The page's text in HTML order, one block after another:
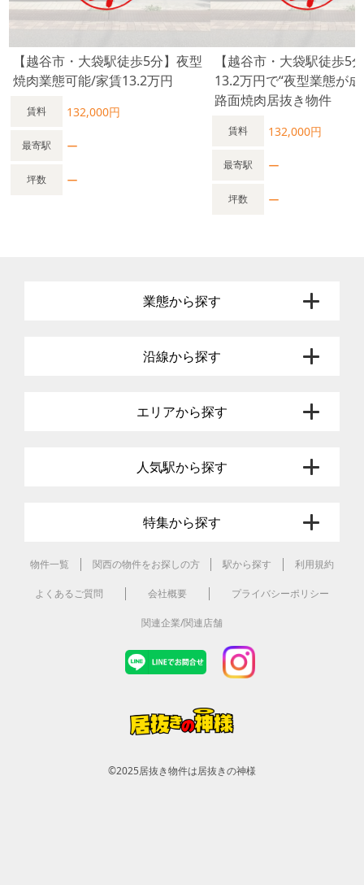
【越谷市・大袋駅徒歩5分】夜型
焼肉業態可能/家賃13.2万円
賃料 132,000円
最寄駅 ー
坪数 ー
【越谷市・大袋駅徒歩5
13.2万円で“夜型業態が
路面焼肉居抜き物件
賃料 132,000円
最寄駅 ー
坪数 ー
業態から探す
沿線から探す
エリアから探す
人気駅から探す
特集から探す
物件一覧 関西の物件をお探しの方 駅から探す 利用規約
よくあるご質問 会社概要 プライバシーポリシー
関連企業/関連店舗
©2025居抜き物件は居抜きの神様